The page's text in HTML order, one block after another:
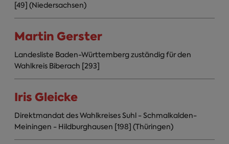
[49] (Niedersachsen)
Martin Gerster
Landesliste Baden-Württemberg zuständig für den
Wahlkreis Biberach [293]
Iris Gleicke
Direktmandat des Wahlkreises Suhl - Schmalkalden-
Meiningen - Hildburghausen [198] (Thüringen)